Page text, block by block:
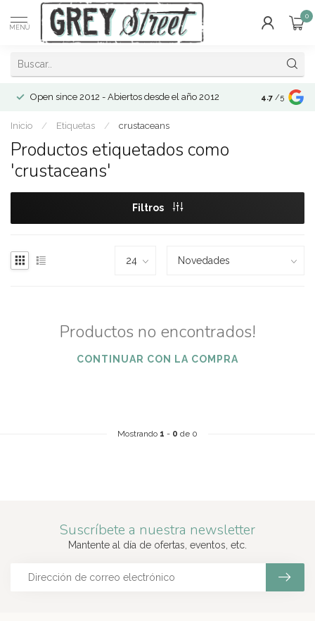
MENÚ
0
Open since 2012 - Abiertos desde el año 2012 4.7 /5
Inicio / Etiquetas / crustaceans
Productos etiquetados como
'crustaceans'
Filtros
Productos no encontrados!
CONTINUAR CON LA COMPRA
Mostrando 1 - 0 de 0
Suscríbete a nuestra newsletter
Mantente al día de ofertas, eventos, etc.